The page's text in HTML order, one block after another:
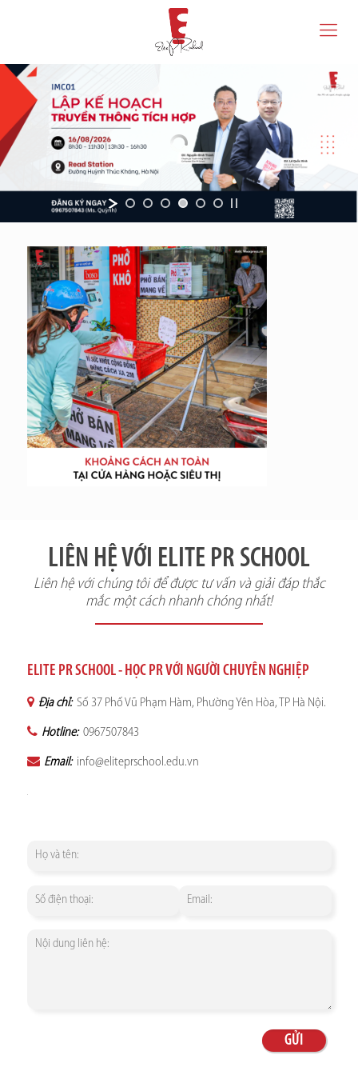
LIÊN HỆ VỚI ELITE PR SCHOOL
Liên hệ với chúng tôi để được tư vấn và giải đáp thắc
mắc một cách nhanh chóng nhất!
ELITE PR SCHOOL - HỌC PR VỚI NGƯỜI CHUYÊN NGHIỆP
Địa chỉ: Số 37 Phố Vũ Phạm Hàm, Phường Yên Hòa, TP Hà Nội.
Hotline: 0967507843
Email: info@eliteprschool.edu.vn